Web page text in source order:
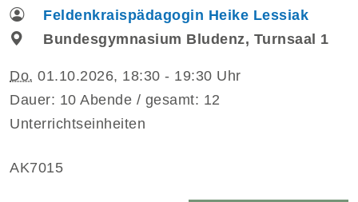
Feldenkraispädagogin Heike Lessiak
Bundesgymnasium Bludenz, Turnsaal 1
Do. 01.10.2026, 18:30 - 19:30 Uhr
Dauer: 10 Abende / gesamt: 12
Unterrichtseinheiten
AK7015